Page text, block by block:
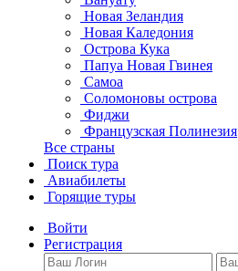
Новая Зеландия
Новая Каледония
Острова Кука
Папуа Новая Гвинея
Самоа
Соломоновы острова
Фиджи
Французская Полинезия
Все страны
Поиск тура
Авиабилеты
Горящие туры
Войти
Регистрация